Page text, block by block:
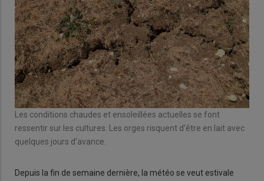
Les conditions chaudes et ensoleillées actuelles se font
ressentir sur les cultures. Les orges risquent d'être en lait avec
quelques jours d'avance.
Depuis la fin de semaine dernière, la météo se veut estivale